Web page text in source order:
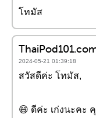
โทมัส
2024-05-21 01:39:18
สวัสดีค่ะ โทมัส,
😄 ดีค่ะ เก่งนะคะ